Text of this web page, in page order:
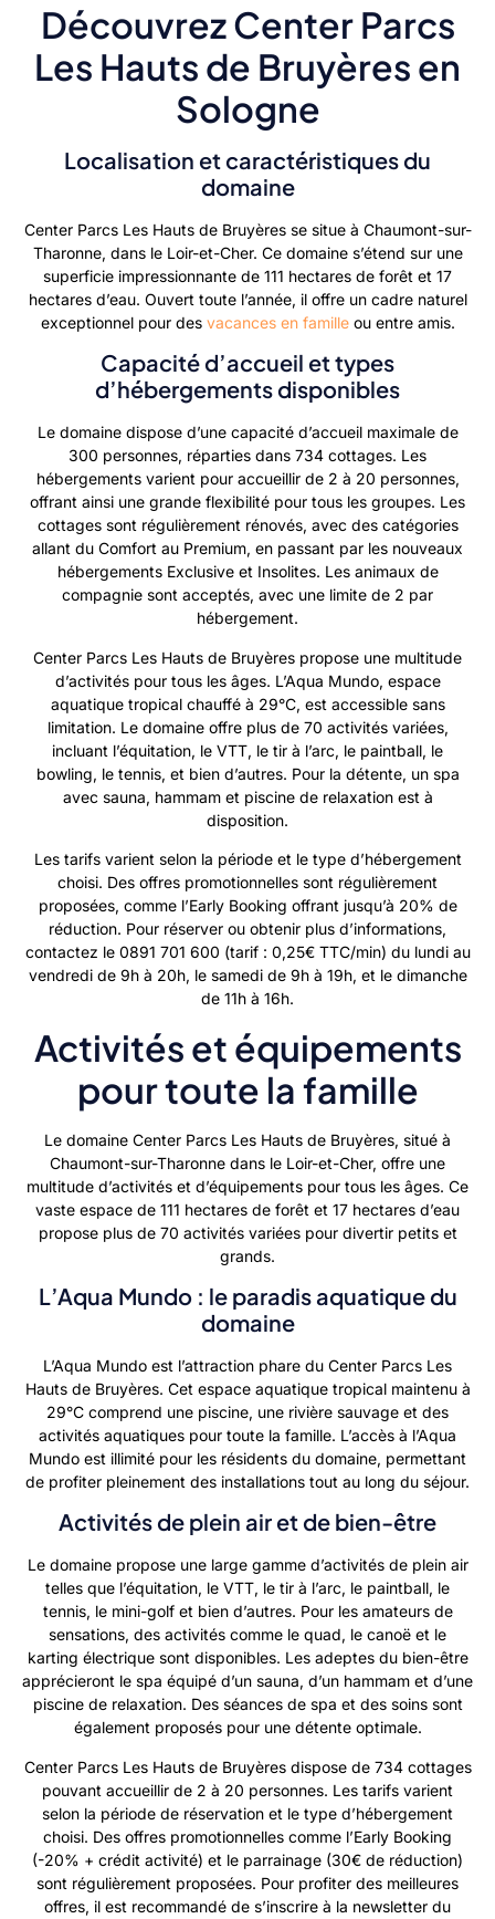
Découvrez Center Parcs
Les Hauts de Bruyères en
Sologne
Localisation et caractéristiques du
domaine
Center Parcs Les Hauts de Bruyères se situe à Chaumont-sur-
Tharonne, dans le Loir-et-Cher. Ce domaine s’étend sur une
superficie impressionnante de 111 hectares de forêt et 17
hectares d’eau. Ouvert toute l’année, il offre un cadre naturel
exceptionnel pour des vacances en familleou entre amis.
Capacité d’accueil et types
d’hébergements disponibles
Le domaine dispose d’une capacité d’accueil maximale de
300 personnes, réparties dans 734 cottages. Les
hébergements varient pour accueillir de 2 à 20 personnes,
offrant ainsi une grande flexibilité pour tous les groupes. Les
cottages sont régulièrement rénovés, avec des catégories
allant du Comfort au Premium, en passant par les nouveaux
hébergements Exclusive et Insolites. Les animaux de
compagnie sont acceptés, avec une limite de 2 par
hébergement.
Center Parcs Les Hauts de Bruyères propose une multitude
d’activités pour tous les âges. L’Aqua Mundo, espace
aquatique tropical chauffé à 29°C, est accessible sans
limitation. Le domaine offre plus de 70 activités variées,
incluant l’équitation, le VTT, le tir à l’arc, le paintball, le
bowling, le tennis, et bien d’autres. Pour la détente, un spa
avec sauna, hammam et piscine de relaxation est à
disposition.
Les tarifs varient selon la période et le type d’hébergement
choisi. Des offres promotionnelles sont régulièrement
proposées, comme l’Early Booking offrant jusqu’à 20% de
réduction. Pour réserver ou obtenir plus d’informations,
contactez le 0891 701 600 (tarif : 0,25€ TTC/min) du lundi au
vendredi de 9h à 20h, le samedi de 9h à 19h, et le dimanche
de 11h à 16h.
Activités et équipements
pour toute la famille
Le domaine Center Parcs Les Hauts de Bruyères, situé à
Chaumont-sur-Tharonne dans le Loir-et-Cher, offre une
multitude d’activités et d’équipements pour tous les âges. Ce
vaste espace de 111 hectares de forêt et 17 hectares d’eau
propose plus de 70 activités variées pour divertir petits et
grands.
L’Aqua Mundo : le paradis aquatique du
domaine
L’Aqua Mundo est l’attraction phare du Center Parcs Les
Hauts de Bruyères. Cet espace aquatique tropical maintenu à
29°C comprend une piscine, une rivière sauvage et des
activités aquatiques pour toute la famille. L’accès à l’Aqua
Mundo est illimité pour les résidents du domaine, permettant
de profiter pleinement des installations tout au long du séjour.
Activités de plein air et de bien-être
Le domaine propose une large gamme d’activités de plein air
telles que l’équitation, le VTT, le tir à l’arc, le paintball, le
tennis, le mini-golf et bien d’autres. Pour les amateurs de
sensations, des activités comme le quad, le canoë et le
karting électrique sont disponibles. Les adeptes du bien-être
apprécieront le spa équipé d’un sauna, d’un hammam et d’une
piscine de relaxation. Des séances de spa et des soins sont
également proposés pour une détente optimale.
Center Parcs Les Hauts de Bruyères dispose de 734 cottages
pouvant accueillir de 2 à 20 personnes. Les tarifs varient
selon la période de réservation et le type d’hébergement
choisi. Des offres promotionnelles comme l’Early Booking
(-20% + crédit activité) et le parrainage (30€ de réduction)
sont régulièrement proposées. Pour profiter des meilleures
offres, il est recommandé de s’inscrire à la newsletter du